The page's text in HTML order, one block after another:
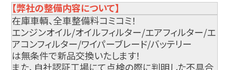
【弊社の整備内容について】
在庫車輌、全車整備料コミコミ！
エンジンオイル/オイルフィルター/エアフィルター/エ
アコンフィルター/ワイパーブレード/バッテリー
は無条件で新品交換いたします！
また、自社認証工場にて点検の際に判明した不具合